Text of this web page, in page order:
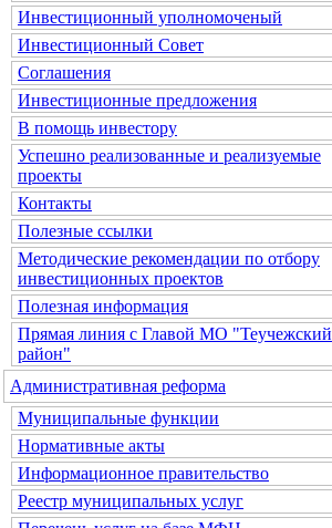
Инвестиционный уполномоченый
Инвестиционный Совет
Соглашения
Инвестиционные предложения
В помощь инвестору
Успешно реализованные и реализуемые
проекты
Контакты
Полезные ссылки
Методические рекомендации по отбору
инвестиционных проектов
Полезная информация
Прямая линия с Главой МО "Теучежский
район"
Административная реформа
Муниципальные функции
Нормативные акты
Информационное правительство
Реестр муниципальных услуг